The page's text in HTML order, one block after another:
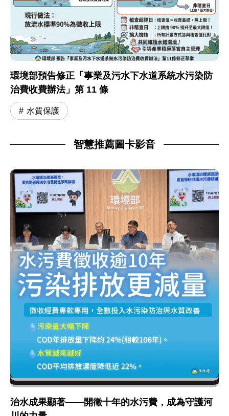
環境部預告修正「事業及污水下水道系統水污染防
治費收費辦法」第 11 條
水質保護
智慧推薦圖卡影音
治水成果顯著——開徵十年的水污費，成為守護河